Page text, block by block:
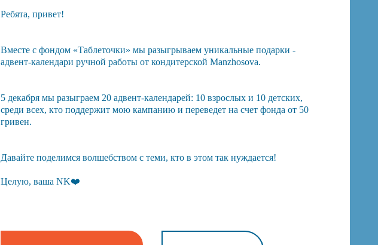
Ребята, привет!
Вместе с фондом «Таблеточки» мы разыгрываем уникальные подарки -
адвент-календари ручной работы от кондитерской Manzhosova.
5 декабря мы разыграем 20 адвент-календарей: 10 взрослых и 10 детских,
среди всех, кто поддержит мою кампанию и переведет на счет фонда от 50
гривен.
Давайте поделимся волшебством с теми, кто в этом так нуждается!
Целую, ваша NK❤️